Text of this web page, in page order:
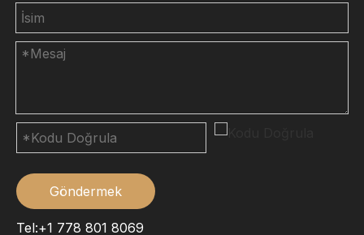
Göndermek
Tel:+1 778 801 8069